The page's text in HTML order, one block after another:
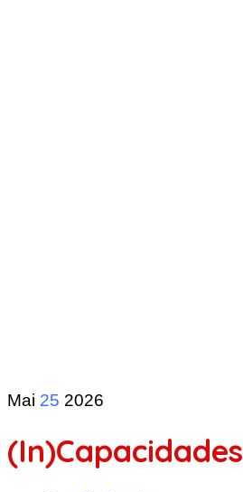
Mai 25 2026
(In)Capacidades